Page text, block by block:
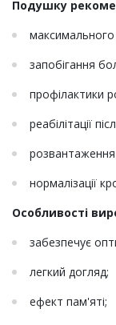
Подушку
максимального
запобігання
профілактики
реабілітації
розвантаження
нормалізації
Особливості
забезпечує
легкий догляд;
ефект пам'яті;